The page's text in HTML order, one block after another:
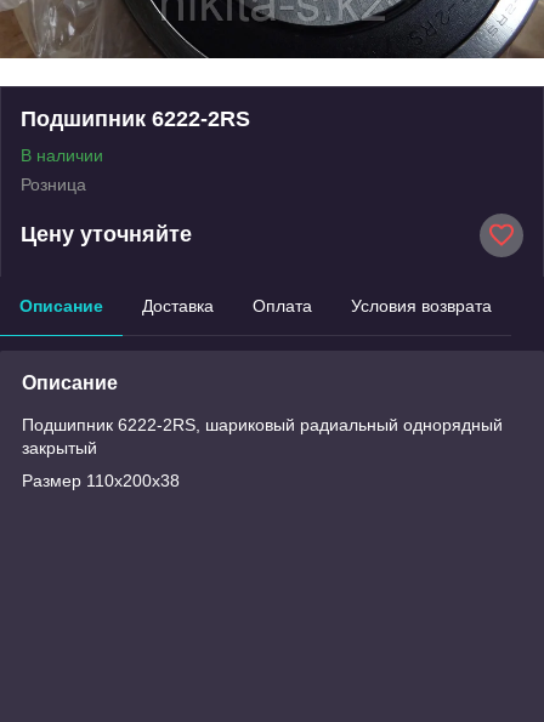
Подшипник 6222-2RS
В наличии
Розница
Цену уточняйте
Описание Доставка Оплата Условия возврата
Описание
Подшипник 6222-2RS, шариковый радиальный однорядный
закрытый
Размер 110х200х38